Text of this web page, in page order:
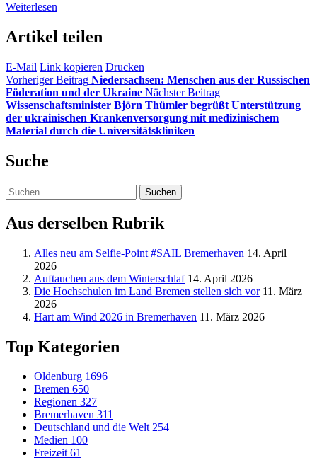
Weiterlesen
Artikel teilen
E-Mail Link kopieren Drucken
Vorheriger Beitrag Niedersachsen: Menschen aus der Russischen
Föderation und der Ukraine Nächster Beitrag
Wissenschaftsminister Björn Thümler begrüßt Unterstützung
der ukrainischen Krankenversorgung mit medizinischem
Material durch die Universitätskliniken
Suche
Suchen
nach:
Aus derselben Rubrik
Alles neu am Selfie-Point #SAIL Bremerhaven 14. April
2026
Auftauchen aus dem Winterschlaf 14. April 2026
Die Hochschulen im Land Bremen stellen sich vor 11. März
2026
Hart am Wind 2026 in Bremerhaven 11. März 2026
Top Kategorien
Oldenburg 1696
Bremen 650
Regionen 327
Bremerhaven 311
Deutschland und die Welt254
Medien 100
Freizeit61